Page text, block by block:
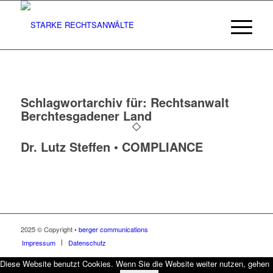
Schlagwortarchiv für: Rechtsanwalt
Berchtesgadener Land
Dr. Lutz Steffen • COMPLIANCE
2025 © Copyright •berger communications
Impressum
Datenschutz
Diese Website benutzt Cookies. Wenn Sie die Website weiter nutzen, gehen